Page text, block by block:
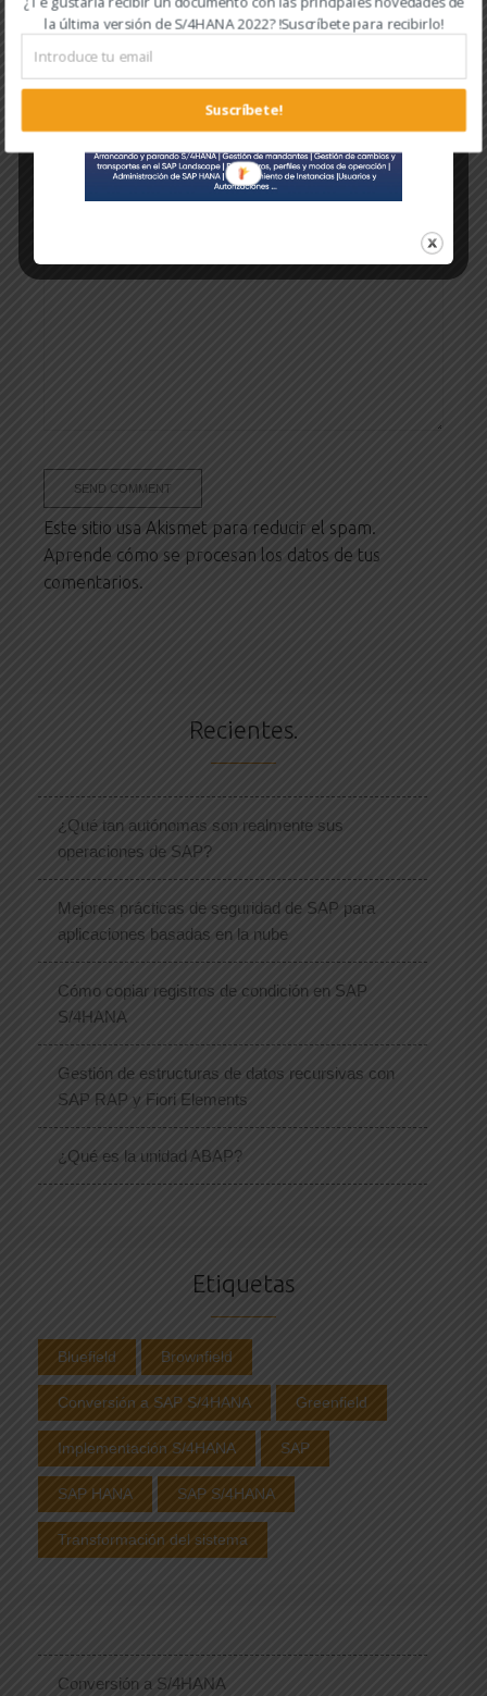
Este sitio usa Akismet para reducir el spam.
Aprende cómo se procesan los datos de tus
comentarios.
Recientes.
¿Qué tan autónomas son realmente sus
operaciones de SAP?
Mejores prácticas de seguridad de SAP para
aplicaciones basadas en la nube
Cómo copiar registros de condición en SAP
S/4HANA
Gestión de estructuras de datos recursivas con
SAP RAP y Fiori Elements
¿Qué es la unidad ABAP?
Etiquetas
Bluefield Brownfield
Conversión a SAP S/4HANA Greenfield
Implementación S/4HANA SAP
SAP HANA SAP S/4HANA
Transformación del sistema
Conversión a S/4HANA
la última versión de S/4HANA 2022? !Suscríbete para recibirlo!
Suscríbete!